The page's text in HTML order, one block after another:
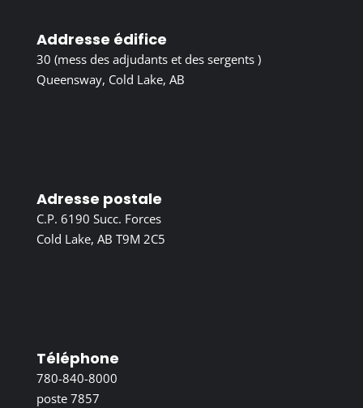
Addresse édifice
30 (mess des adjudants et des sergents )
Queensway, Cold Lake, AB
Adresse postale
C.P. 6190 Succ. Forces
Cold Lake, AB T9M 2C5
Téléphone
780-840-8000
poste 7857